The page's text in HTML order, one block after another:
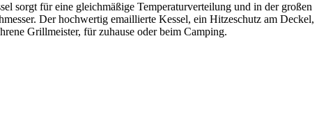
sorgt für eine gleichmäßige Temperaturverteilung und in der großen
Der hochwertig emaillierte Kessel, ein Hitzeschutz am Deckel,
Grillmeister, für zuhause oder beim Camping.